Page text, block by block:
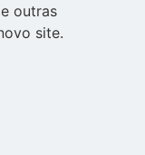
outras
site.